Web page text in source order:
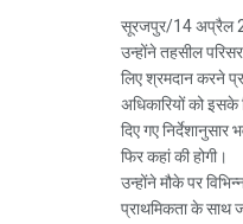
सूरजपुर/14 अप्रैल
उन्होंने तहसील
लिए श्रमदान करने
अधिकारियों को
दिए गए
फिर कहां की होगी।
उन्होंने मौके पर
प्राथमिकता के साथ